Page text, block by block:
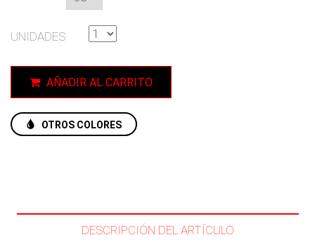
UNIDADES
AÑADIR AL CARRITO
OTROS COLORES
DESCRIPCIÓN DEL ARTÍCULO